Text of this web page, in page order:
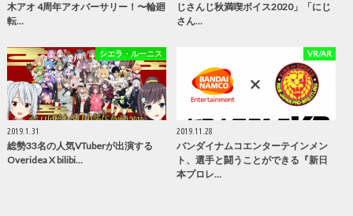
木アオ 4周年アオバーサリー！〜輪廻
転…
じさんじ秋満喫ボイス2020」「にじ
さん…
シエラ・ルーニス
2019.1.31
総勢33名の人気VTuberが出演する
Overidea X bilibi…
VR/AR
2019.11.28
バンダイナムコエンターテインメン
ト、選手と闘うことができる『新日
本プロレ…